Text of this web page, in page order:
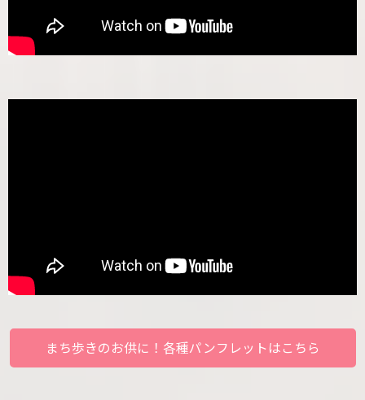
まち歩きのお供に！各種パンフレットはこちら